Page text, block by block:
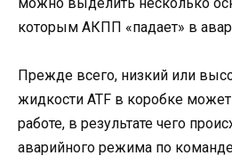
которым АКПП «падает» в
Прежде всего, низкий или
жидкости ATF в коробке
работе, в результате чего
аварийного режима по